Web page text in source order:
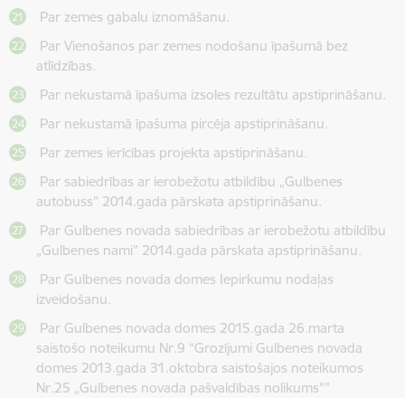
Par zemes gabalu iznomāšanu.
Par Vienošanos par zemes nodošanu īpašumā bez
atlīdzības.
Par nekustamā īpašuma izsoles rezultātu apstiprināšanu.
Par nekustamā īpašuma pircēja apstiprināšanu.
Par zemes ierīcības projekta apstiprināšanu.
Par sabiedrības ar ierobežotu atbildību „Gulbenes
autobuss” 2014.gada pārskata apstiprināšanu.
Par Gulbenes novada sabiedrības ar ierobežotu atbildību
„Gulbenes nami” 2014.gada pārskata apstiprināšanu.
Par Gulbenes novada domes Iepirkumu nodaļas
izveidošanu.
Par Gulbenes novada domes 2015.gada 26.marta
saistošo noteikumu Nr.9 “Grozījumi Gulbenes novada
domes 2013.gada 31.oktobra saistošajos noteikumos
Nr.25 „Gulbenes novada pašvaldības nolikums””